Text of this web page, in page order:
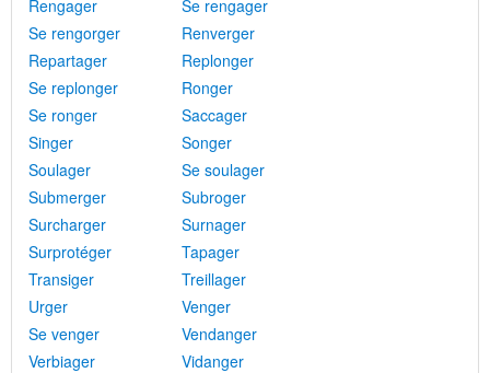
Rengager
Se rengager
Se rengorger
Renverger
Repartager
Replonger
Se replonger
Ronger
Se ronger
Saccager
Singer
Songer
Soulager
Se soulager
Submerger
Subroger
Surcharger
Surnager
Surprotéger
Tapager
Transiger
Treillager
Urger
Venger
Se venger
Vendanger
Verbiager
Vidanger